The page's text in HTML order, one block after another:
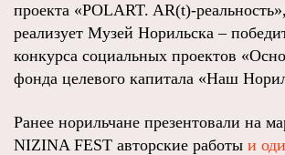
проекта «POLART. AR(t)-
реализует Музей Норильска –
конкурса социальных проектов
фонда целевого капитала «Наш
Ранее норильчане презентовали на
NIZINA FEST авторские работы и